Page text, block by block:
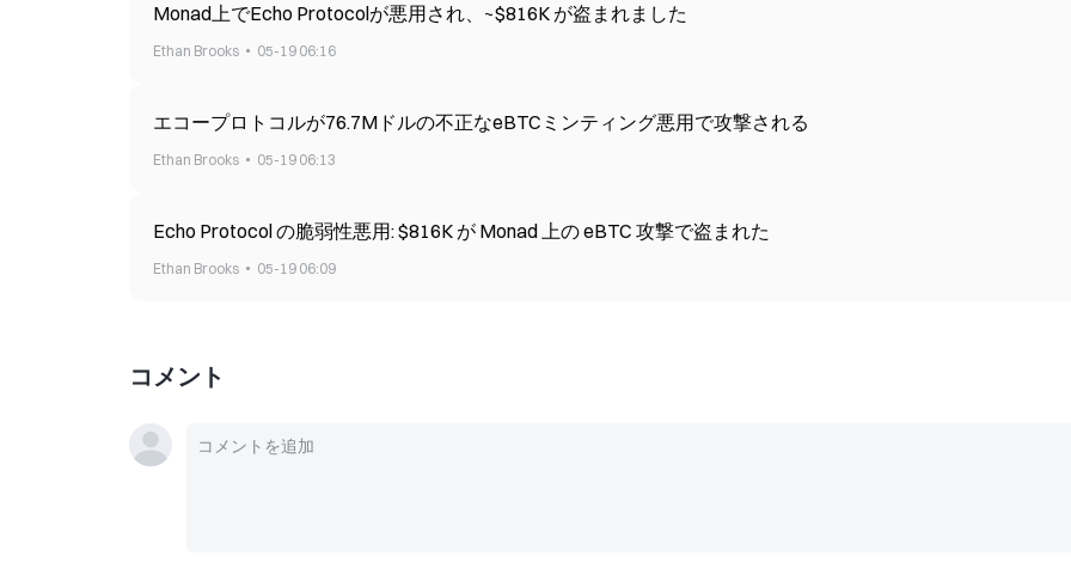
Monad上でEcho Protocolが悪用され、~$816K が盗まれました
Ethan Brooks 05-19 06:16
エコープロトコルが76.7Mドルの不正なeBTCミンティング悪用で攻撃される
Ethan Brooks 05-19 06:13
Echo Protocol の脆弱性悪用: $816K が Monad 上の eBTC 攻撃で盗まれた
Ethan Brooks 05-19 06:09
コメント